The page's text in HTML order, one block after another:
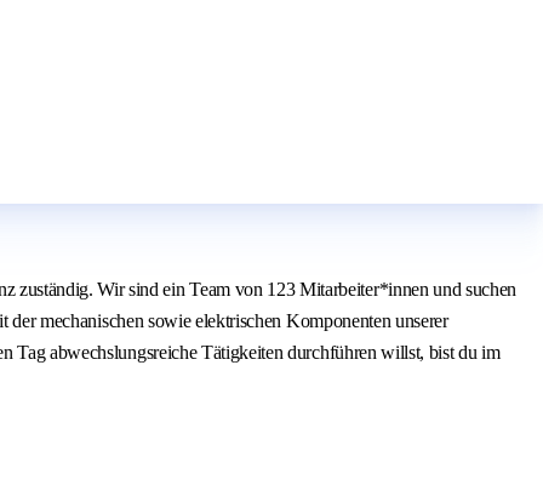
zuständig. Wir sind ein Team von 123 Mitarbeiter*innen und suchen
mechanischen sowie elektrischen Komponenten unserer
Tag abwechslungsreiche Tätigkeiten durchführen willst, bist du im